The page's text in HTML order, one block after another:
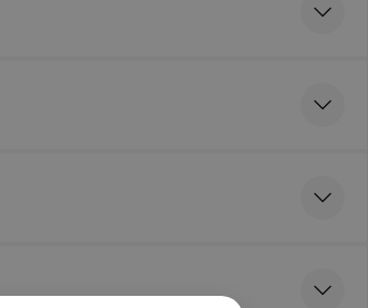
ОФЭКТ печени (после